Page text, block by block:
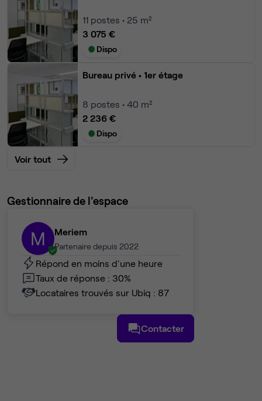
11 postes • 25 m²
3 075 €
Dispo
Bureau privé • 1er étage
8 postes • 40 m²
2 236 €
Dispo
Voir tout
Gestionnaire de l'espace
M Meriem
Partenaire depuis 2022
Répond en moins d'une heure
Taux de réponse : 30%
Locataires trouvés sur Ubiq : 87
Contacter